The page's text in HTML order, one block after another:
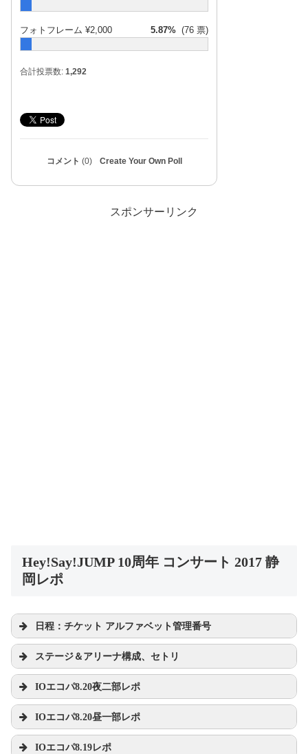
フォトフレーム ¥2,000 5.87% (76 票)
合計投票数: 1,292
コメント (0) Create Your Own Poll
スポンサーリンク
Hey!Say!JUMP 10周年 コンサート 2017 静
岡レポ
日程：チケット アルファベット管理番号
ステージ＆アリーナ構成、セトリ
pic.twitter.com/8if9QxQdae
IOエコパ8.20夜二部レポ
IOエコパ8.20昼一部レポ
IOエコパ8.19レポ